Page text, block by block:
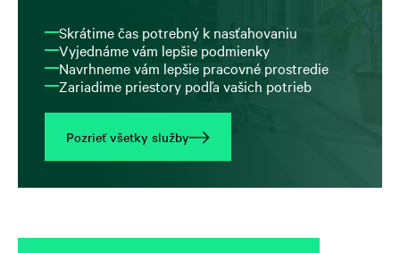
Skrátime čas potrebný k nasťahovaniu
Vyjednáme vám lepšie podmienky
Navrhneme vám lepšie pracovné prostredie
Zariadime priestory podľa vašich potrieb
Pozrieť všetky služby